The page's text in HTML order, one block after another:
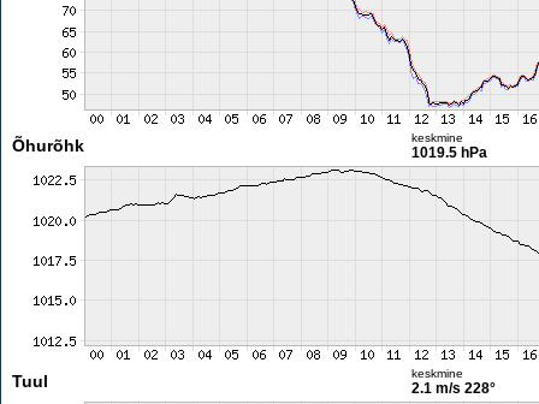
Õhurõhk keskmine
1019.5 hPa
Tuul keskmine
2.1 m/s 228°